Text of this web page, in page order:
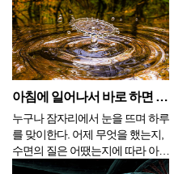
는 식품 중 하나가 육류입니다. 과
연 육류는 꼭 피해야 하는 식품일
까요? 실제로 서구화된 식습관과
붉은색 육류의 과다 섭취는 일부
암에 있어서 위험요인이 되지만,
암 진단 이후 육류...
아침에 일어나서 바로 하면 좋은 행동 4가지
누구나 잠자리에서 눈을 뜨며 하루
를 맞이한다. 어제 무엇을 했는지,
수면의 질은 어땠는지에 따라 아침
의 상태가 결정된다. 깊고 달게 잠